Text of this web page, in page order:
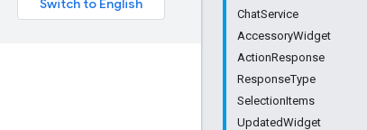
ChatService
AccessoryWidget
ActionResponse
ResponseType
SelectionItems
UpdatedWidget